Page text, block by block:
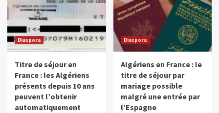
Diaspora
Titre de séjour en
France : les Algériens
présents depuis 10 ans
peuvent l’obtenir
automatiquement
Diaspora
Algériens en France : le
titre de séjour par
mariage possible
malgré une entrée par
l’Espagne